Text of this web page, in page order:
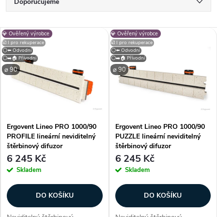
a
z
e
í
p
r
o
Nejdražší
Nejprodávanější
Abecedně
V
ý
p
s
p
r
o
⌀ 90
💎 Ověřený výrobce
⚪⬅️ Odvodní
⚪➡️🏠 Přívodní
☑️ I pro rekuperace
Ergovent Lineo PRO 1000/90
PROFILE lineární neviditelný
štěrbinový difuzor
6 245 Kč
Skladem
DO KOŠÍKU
⌀ 90
💎 Ověřený výrobce
⚪⬅️ Odvodní
⚪➡️🏠 Přívodní
☑️ I pro rekuperace
Ergovent Lineo PRO 1000/90
PUZZLE lineární neviditelný
štěrbinový difuzor
6 245 Kč
Skladem
DO KOŠÍKU